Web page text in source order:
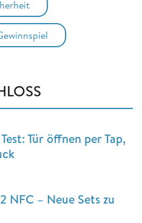
Tür öffnen per Tap,
NFC – Neue Sets zu